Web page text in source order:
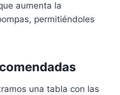
aumenta la
permitiéndoles
una tabla con las